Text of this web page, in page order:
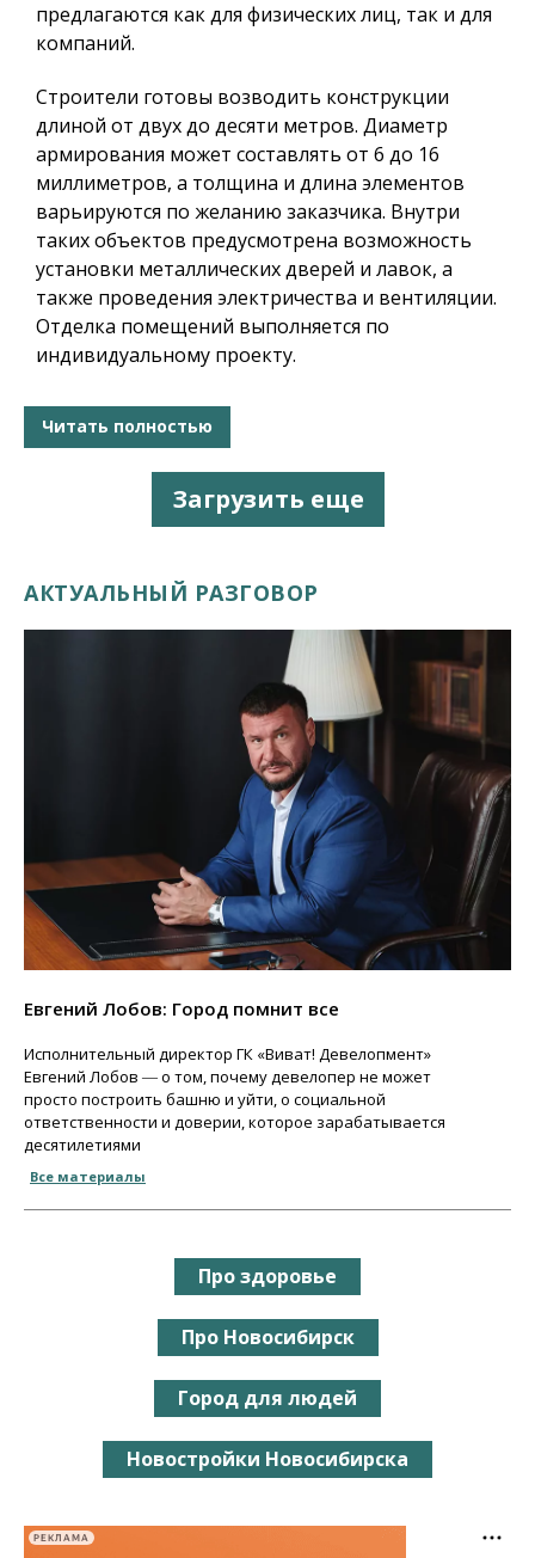
предлагаются как для физических лиц, так и для
компаний.
Строители готовы возводить конструкции
длиной от двух до десяти метров. Диаметр
армирования может составлять от 6 до 16
миллиметров, а толщина и длина элементов
варьируются по желанию заказчика. Внутри
таких объектов предусмотрена возможность
установки металлических дверей и лавок, а
также проведения электричества и вентиляции.
Отделка помещений выполняется по
индивидуальному проекту.
Читать полностью
Загрузить еще
АКТУАЛЬНЫЙ РАЗГОВОР
Евгений Лобов: Город помнит все
Исполнительный директор ГК «Виват! Девелопмент»
Евгений Лобов ― о том, почему девелопер не может
просто построить башню и уйти, о социальной
ответственности и доверии, которое зарабатывается
десятилетиями
Все материалы
Про здоровье
Про Новосибирск
Город для людей
Новостройки Новосибирска
РЕКЛАМА